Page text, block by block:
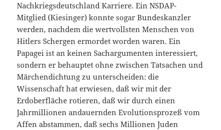
Nachkriegsdeutschland Karriere. Ein NSDAP-
Mitglied (Kiesinger) konnte sogar Bundeskanzler
werden, nachdem die wertvollsten Menschen von
Hitlers Schergen ermordet worden waren. Ein
Papagei ist an keinen Sachargumenten interessiert,
sondern er behauptet ohne zwischen Tatsachen und
Märchendichtung zu unterscheiden: die
Wissenschaft hat erwiesen, daß wir mit der
Erdoberfläche rotieren, daß wir durch einen
Jahrmillionen andauernden Evolutionsprozeß vom
Affen abstammen, daß sechs Millionen Juden